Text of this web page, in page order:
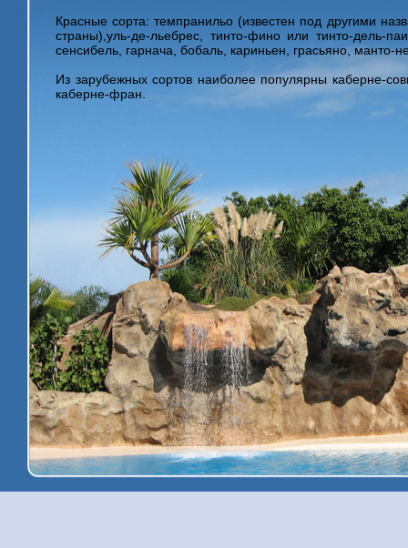
Красные сорта: темпранильо (известен под другими
страны),уль-де-льебрес, тинто-фино или тинто-дель-
сенсибель, гарнача, бобаль, кариньен, грасьяно, манто-
Из зарубежных сортов наиболее популярны каберне-
каберне-фран.